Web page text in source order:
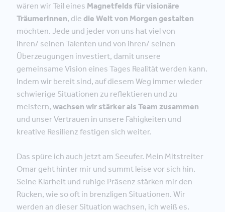
wären wir Teil eines Magnetfelds für visionäre
TräumerInnen, die die Welt von Morgen gestalten
möchten. Jede und jeder von uns hat viel von
ihren/ seinen Talenten und von ihren/ seinen
Überzeugungen investiert, damit unsere
gemeinsame Vision eines Tages Realität werden kann.
Indem wir bereit sind, auf diesem Weg immer wieder
schwierige Situationen zu reflektieren und zu
meistern, wachsen wir stärker als Team zusammen
und unser Vertrauen in unsere Fähigkeiten und
kreative Resilienz festigen sich weiter.
Das spüre ich auch jetzt am Seeufer. Mein Mitstreiter
Omar geht hinter mir und summt leise vor sich hin.
Seine Klarheit und ruhige Präsenz stärken mir den
Rücken, wie so oft in brenzligen Situationen. Wir
werden an dieser Situation wachsen, ich weiß es.